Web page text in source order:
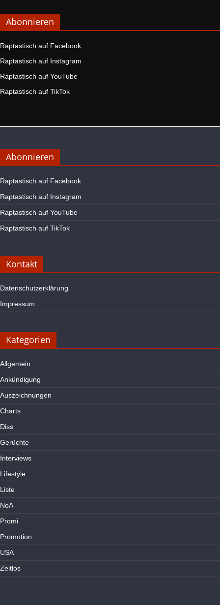
Abonnieren
Raptastisch auf Facebook
Raptastisch auf Instagram
Raptastisch auf YouTube
Raptastisch auf TikTok
Abonnieren
Raptastisch auf Facebook
Raptastisch auf Instagram
Raptastisch auf YouTube
Raptastisch auf TikTok
Kontakt
Datenschutzerklärung
Impressum
Kategorien
Allgemein
Ankündigung
Auszeichnungen
Charts
Diss
Gerüchte
Interviews
Lifestyle
Liste
NoA
Promi
Promotion
USA
Zeitlos